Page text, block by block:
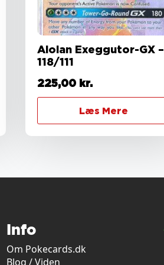
Alolan Exeggutor-GX –
118/111
225,00 kr.
Læs Mere
Info
Om Pokecards.dk
Blog / Viden